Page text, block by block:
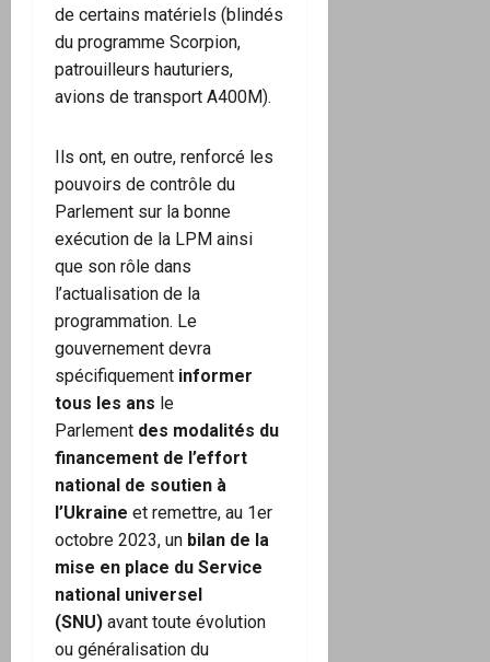
de certains matériels (blindés
du programme Scorpion,
patrouilleurs hauturiers,
avions de transport A400M).
Ils ont, en outre, renforcé les
pouvoirs de contrôle du
Parlement sur la bonne
exécution de la LPM ainsi
que son rôle dans
l’actualisation de la
programmation. Le
gouvernement devra
spécifiquement informer
tous les ans le
Parlement des modalités du
financement de l’effort
national de soutien à
l’Ukraine et remettre, au 1er
octobre 2023, un bilan de la
mise en place du Service
national universel
(SNU) avant toute évolution
ou généralisation du